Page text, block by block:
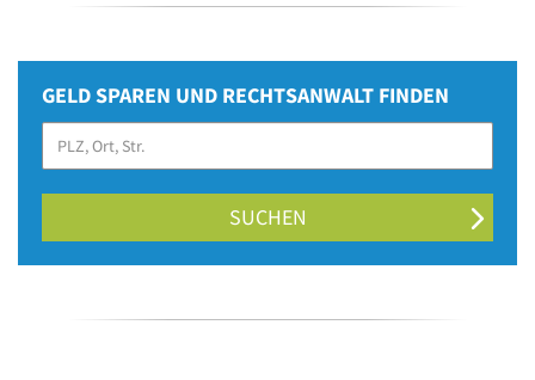
GELD SPAREN UND RECHTSANWALT FINDEN
SUCHEN